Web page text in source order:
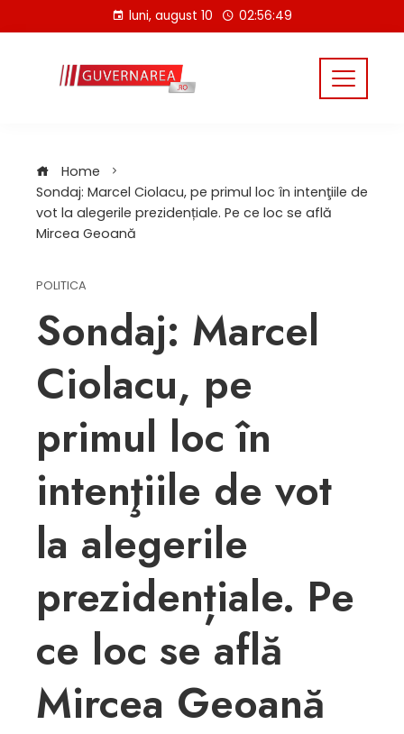
to
luni, august 10 02:56:49
Home
Sondaj: Marcel Ciolacu, pe primul loc în intenţiile de
vot la alegerile prezidențiale. Pe ce loc se află
Mircea Geoană
POLITICA
Sondaj: Marcel
Ciolacu, pe
primul loc în
intenţiile de vot
la alegerile
prezidențiale. Pe
ce loc se află
Mircea Geoană